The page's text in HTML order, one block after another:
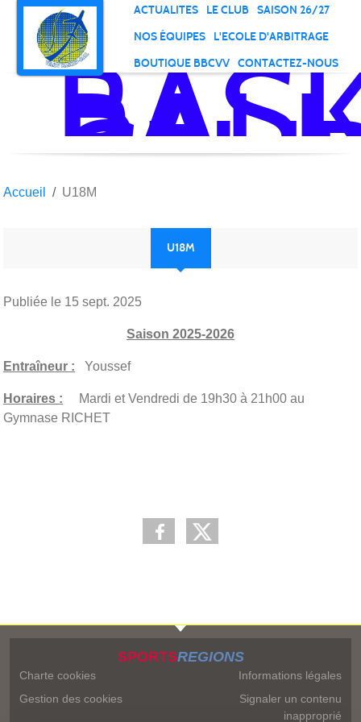
ACTUALITES LE CLUB
SAISON 26/27
NOS ÉQUIPES
L'ECOLE D'ARBITRAGE
BOUTIQUE BBCVV
CONTACTEZ-NOUS
BALL
DE
Accueil U18M
U18M
Publiée le 15 sept. 2025
Saison 2025-2026
Entraîneur : Youssef
Horaires : Mardi et Vendredi de 19h30 à 21h00 au
Gymnase RICHET
SPORTSREGIONS
Charte cookies
Gestion des cookies
Informations légales
Signaler un contenu
inapproprié
Panneau de gestion des cookies